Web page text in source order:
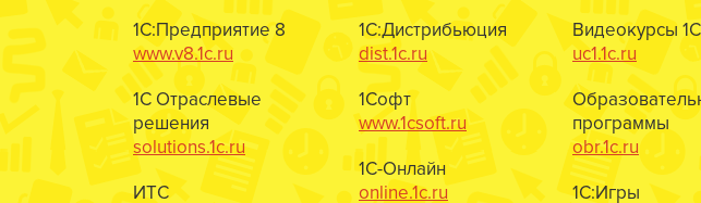
1С:Предприятие 8
www.v8.1c.ru
1С Отраслевые
решения
solutions.1c.ru
ИТС
1С:Дистрибьюция
dist.1c.ru
1Софт
www.1csoft.ru
1С-Онлайн
online.1c.ru
Видеокурсы 1С
uc1.1c.ru
программы
obr.1c.ru
1С:Игры